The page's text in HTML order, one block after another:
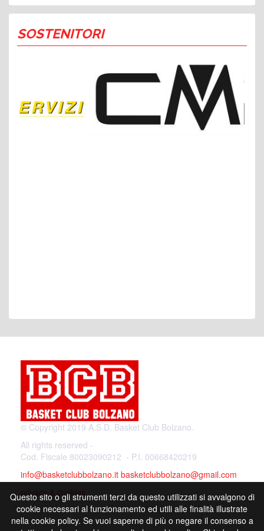
SOSTENITORI
© Copyright 2019 A.S.D. Basket Club Bolzano.
All rights reserved -
Cod. Fiscale 80023090212 - P.I. 00668420219
info@basketclubbolzano.it basketclubbolzano@gmail.com
privacy & cookies
Questo sito o gli strumenti terzi da questo utilizzati si avvalgono di
cookie necessari al funzionamento ed utili alle finalità illustrate
nella cookie policy. Se vuoi saperne di più o negare il consenso a